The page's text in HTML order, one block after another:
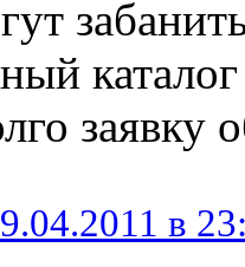
заявку
в